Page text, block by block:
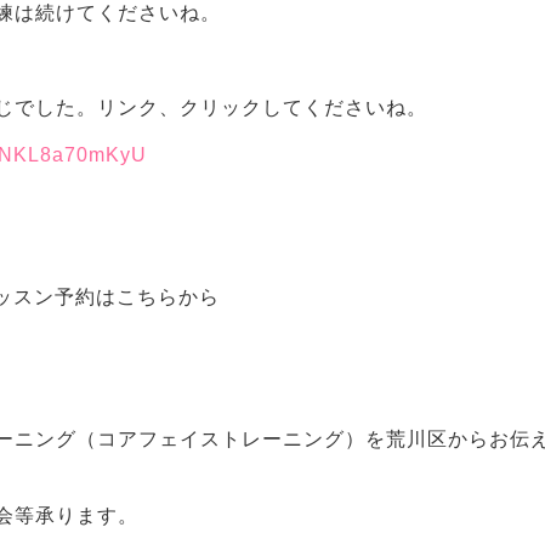
は続けてくださいね。
でした。リンク、クリックしてくださいね。
ン予約はこちらから
ニング（コアフェイストレーニング）を荒川区からお伝え
等承ります。